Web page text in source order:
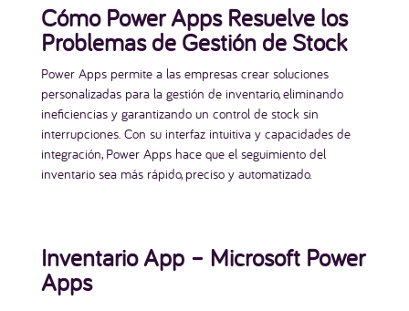
Cómo Power Apps Resuelve los
Problemas de Gestión de Stock
Power Apps permite a las empresas crear soluciones
personalizadas para la gestión de inventario, eliminando
ineficiencias y garantizando un control de stock sin
interrupciones. Con su interfaz intuitiva y capacidades de
integración, Power Apps hace que el seguimiento del
inventario sea más rápido, preciso y automatizado.
Inventario App – Microsoft Power
Apps